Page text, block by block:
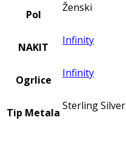
Pol
Ženski
NAKIT
Infinity
Ogrlice
Infinity
Tip Metala
Sterling Silver